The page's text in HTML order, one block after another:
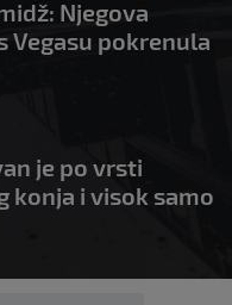
Njegova
Vegasu pokrenula
je po vrsti
konja i visok samo